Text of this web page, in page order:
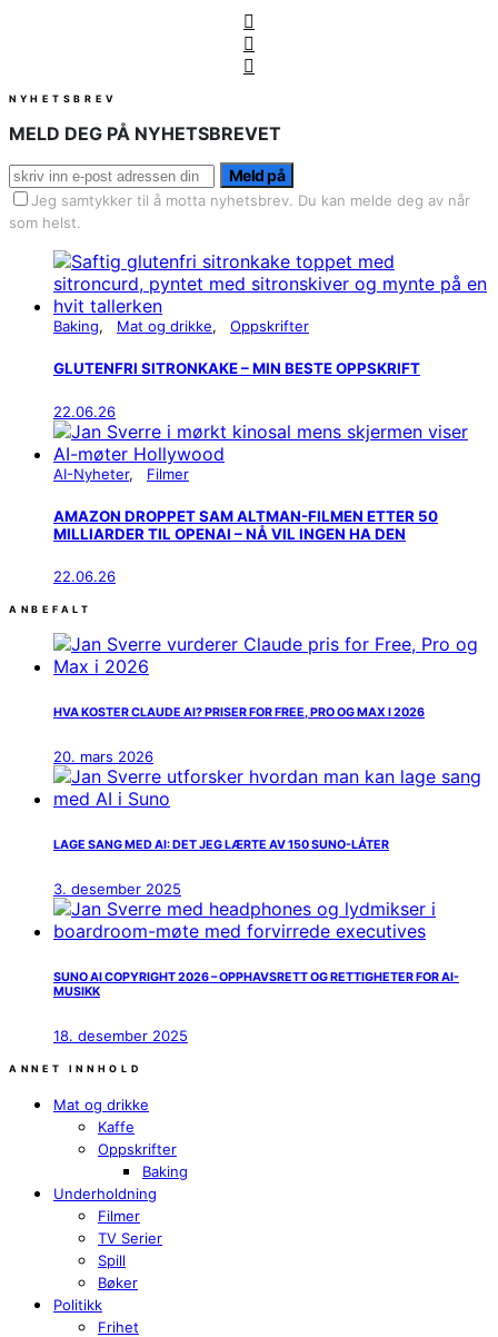
NYHETSBREV
MELD DEG PÅ NYHETSBREVET
Meld på
Jeg samtykker til å motta nyhetsbrev. Du kan melde deg av når
som helst.
Baking Mat og drikke Oppskrifter
GLUTENFRI SITRONKAKE – MIN BESTE OPPSKRIFT
22.06.26
AI-Nyheter Filmer
AMAZON DROPPET SAM ALTMAN-FILMEN ETTER 50
MILLIARDER TIL OPENAI – NÅ VIL INGEN HA DEN
22.06.26
ANBEFALT
HVA KOSTER CLAUDE AI? PRISER FOR FREE, PRO OG MAX I 2026
20. mars 2026
LAGE SANG MED AI: DET JEG LÆRTE AV 150 SUNO-LÅTER
3. desember 2025
SUNO AI COPYRIGHT 2026 – OPPHAVSRETT OG RETTIGHETER FOR AI-
MUSIKK
18. desember 2025
ANNET INNHOLD
Mat og drikke
Kaffe
Oppskrifter
Baking
Underholdning
Filmer
TV Serier
Spill
Bøker
Politikk
Frihet